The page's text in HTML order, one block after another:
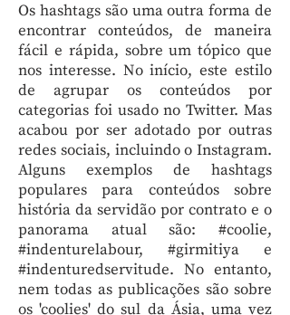
Os hashtags são uma outra forma de
encontrar conteúdos, de maneira
fácil e rápida, sobre um tópico que
nos interesse. No início, este estilo
de agrupar os conteúdos por
categorias foi usado no Twitter. Mas
acabou por ser adotado por outras
redes sociais, incluindo o Instagram.
Alguns exemplos de hashtags
populares para conteúdos sobre
história da servidão por contrato e o
panorama atual são: #coolie,
#indenturelabour, #girmitiya e
#indenturedservitude. No entanto,
nem todas as publicações são sobre
os 'coolies' do sul da Ásia, uma vez